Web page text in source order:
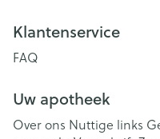
Klantenservice
FAQ
Uw apotheek
Over ons Nuttige links